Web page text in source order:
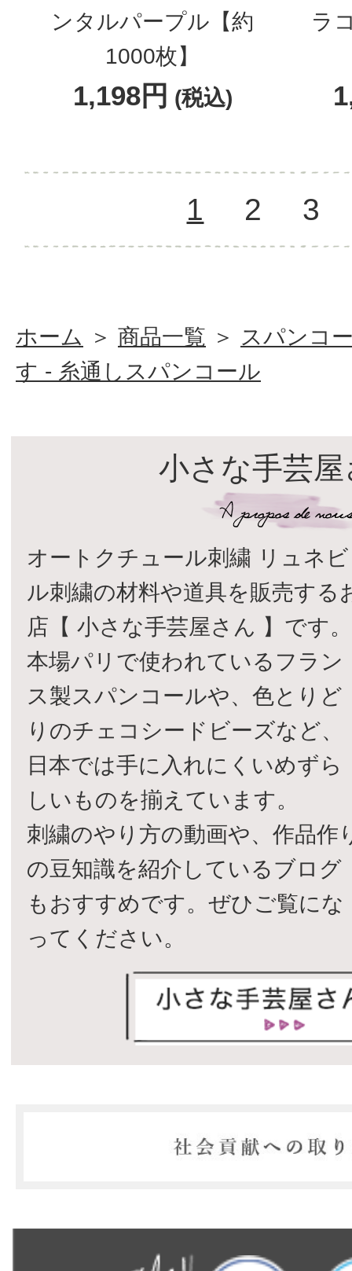
ンタルパープル【約
1000枚】
1,198円 (税込)
ラ
1 2 3
ホーム ＞ 商品一覧 ＞
スパンコ
す - 糸通しスパンコール
小さな手芸
オートクチュール刺繍 リュネビ
ル刺繍の材料や道具を販売する
店【 小さな手芸屋さん 】です。
本場パリで使われているフラン
ス製スパンコールや、色とりど
りのチェコシードビーズなど、
日本では手に入れにくいめずら
しいものを揃えています。
刺繍のやり方の動画や、作品作
の豆知識を紹介しているブログ
もおすすめです。ぜひご覧にな
ってください。